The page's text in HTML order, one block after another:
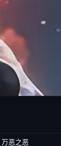
今日更新
万恶之恶